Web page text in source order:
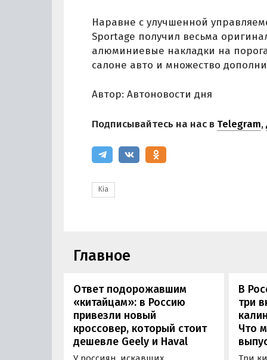
Наравне с улучшенной
Sportage получил весьма
алюминиевые накладки на
салоне авто и множество
Автор: Автоновости дня
Подписывайтесь на нас в Telegram,
Kia
Главное
Ответ подорожавшим
«китайцам»: в Россию
привезли новый
кроссовер, который стоит
дешевле Geely и Haval
В
три
Что